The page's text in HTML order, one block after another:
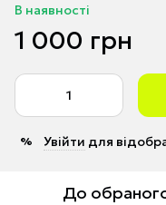
В наявності
1 000 грн
% Увійти для
До